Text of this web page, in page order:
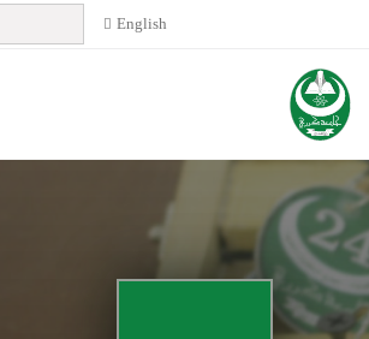
English